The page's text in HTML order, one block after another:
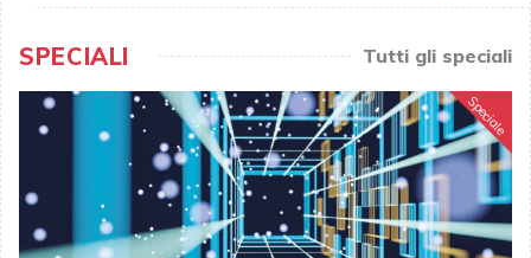
SPECIALI Tutti gli speciali
Speciale